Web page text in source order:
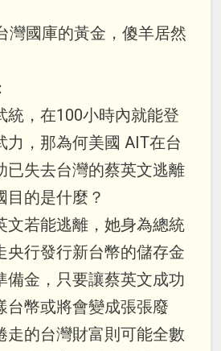
灣國庫的黃金，傻羊居然
統，在100小時內就能登
力，那為何美國 AIT在台
已失去台灣的蔡英文逃離
目的是什麼？
文若能逃離，她身為總統
央行發行新台幣的儲存金
備金，只要讓蔡英文成功
台幣或將會變成張張廢
走的台灣財富則可能全數